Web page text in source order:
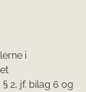
i
2, jf. bilag 6 og